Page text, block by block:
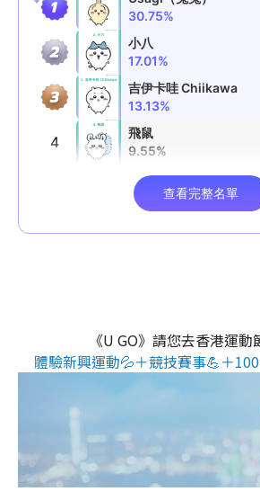
《U GO》請您去香港運動
體驗新興運動💦＋競技賽事💪＋